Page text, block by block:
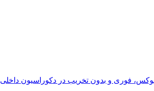
لوکس، فوری و بدون تخریب در دکوراسیون داخلی